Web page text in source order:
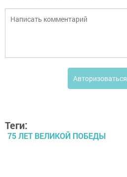
Авторизоваться
Теги:
75 ЛЕТ ВЕЛИКОЙ ПОБЕДЫ